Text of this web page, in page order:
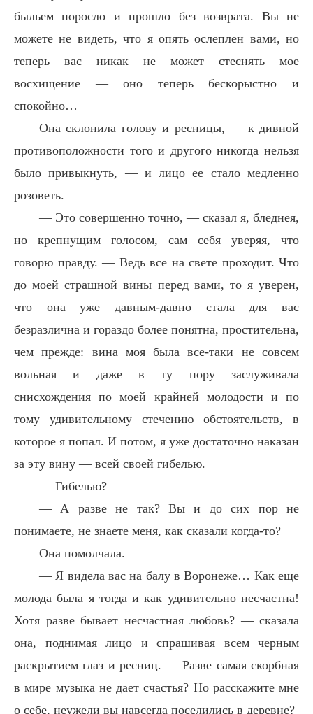
быльем поросло и прошло без возврата. Вы не
можете не видеть, что я опять ослеплен вами, но
теперь вас никак не может стеснять мое
восхищение — оно теперь бескорыстно и
спокойно…
Она склонила голову и ресницы, — к дивной
противоположности того и другого никогда нельзя
было привыкнуть, — и лицо ее стало медленно
розоветь.
— Это совершенно точно, — сказал я, бледнея,
но крепнущим голосом, сам себя уверяя, что
говорю правду. — Ведь все на свете проходит. Что
до моей страшной вины перед вами, то я уверен,
что она уже давным-давно стала для вас
безразлична и гораздо более понятна, простительна,
чем прежде: вина моя была все-таки не совсем
вольная и даже в ту пору заслуживала
снисхождения по моей крайней молодости и по
тому удивительному стечению обстоятельств, в
которое я попал. И потом, я уже достаточно наказан
за эту вину — всей своей гибелью.
— Гибелью?
— А разве не так? Вы и до сих пор не
понимаете, не знаете меня, как сказали когда-то?
Она помолчала.
— Я видела вас на балу в Воронеже… Как еще
молода была я тогда и как удивительно несчастна!
Хотя разве бывает несчастная любовь? — сказала
она, поднимая лицо и спрашивая всем черным
раскрытием глаз и ресниц. — Разве самая скорбная
в мире музыка не дает счастья? Но расскажите мне
о себе, неужели вы навсегда поселились в деревне?